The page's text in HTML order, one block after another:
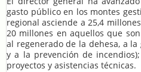
gasto público en los montes
regional asciende a 25,4
20 millones en aquellos que
al regenerado de la dehesa, a
y a la prevención de
proyectos y asistencias técnicas.